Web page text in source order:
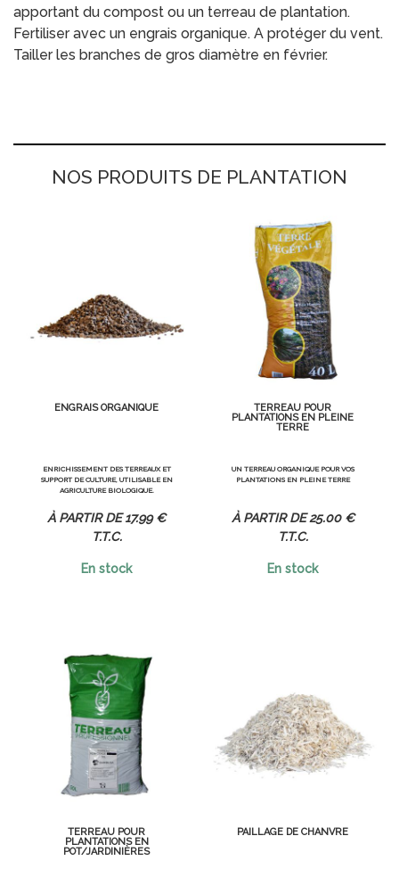
apportant du compost ou un terreau de plantation.
Fertiliser avec un engrais organique. A protéger du vent.
Tailler les branches de gros diamètre en février.
NOS PRODUITS DE PLANTATION
ENGRAIS ORGANIQUE
ENRICHISSEMENT DES TERREAUX ET
SUPPORT DE CULTURE, UTILISABLE EN
AGRICULTURE BIOLOGIQUE.
17.99 €
T.T.C.
En stock
TERREAU POUR
PLANTATIONS EN PLEINE
TERRE
UN TERREAU ORGANIQUE POUR VOS
PLANTATIONS EN PLEINE TERRE
25.00 €
T.T.C.
En stock
TERREAU POUR
PLANTATIONS EN
POT/JARDINIÈRES
PAILLAGE DE CHANVRE